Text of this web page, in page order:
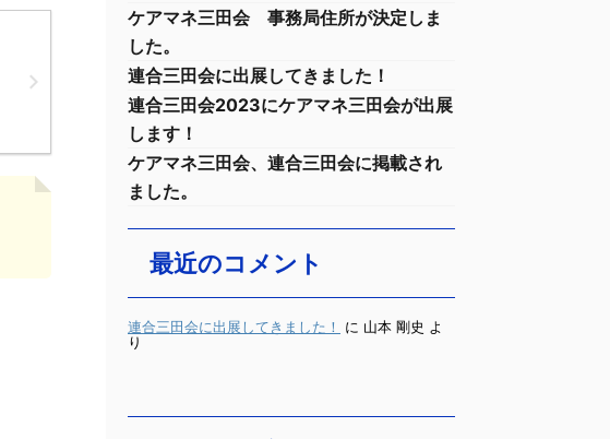
ケアマネ三田会 事務局住所が決定しま
した。
連合三田会に出展してきました！
連合三田会2023にケアマネ三田会が出展
します！
ケアマネ三田会、連合三田会に掲載され
ました。
最近のコメント
連合三田会に出展してきました！ に 山本 剛史 よ
り